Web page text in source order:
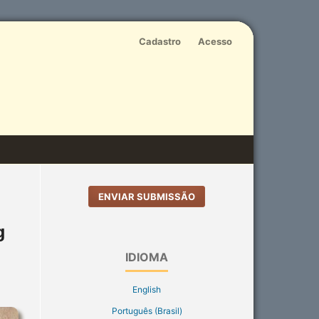
Cadastro Acesso
ENVIAR SUBMISSÃO
IDIOMA
English
Português (Brasil)